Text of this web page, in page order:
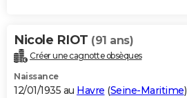
Nicole RIOT (91 ans)
Créer une cagnotte obsèques
Naissance
12/01/1935 au Havre (Seine-Maritime)